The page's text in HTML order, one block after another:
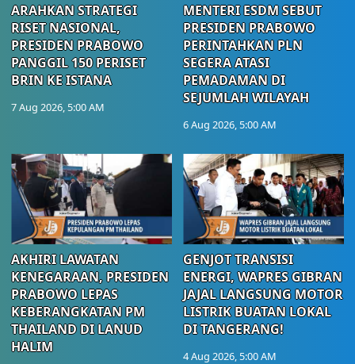
ARAHKAN STRATEGI
RISET NASIONAL,
PRESIDEN PRABOWO
PANGGIL 150 PERISET
BRIN KE ISTANA
7 Aug 2026, 5:00 AM
MENTERI ESDM SEBUT
PRESIDEN PRABOWO
PERINTAHKAN PLN
SEGERA ATASI
PEMADAMAN DI
SEJUMLAH WILAYAH
6 Aug 2026, 5:00 AM
AKHIRI LAWATAN
KENEGARAAN, PRESIDEN
PRABOWO LEPAS
KEBERANGKATAN PM
THAILAND DI LANUD
HALIM
GENJOT TRANSISI
ENERGI, WAPRES GIBRAN
JAJAL LANGSUNG MOTOR
LISTRIK BUATAN LOKAL
DI TANGERANG!
4 Aug 2026, 5:00 AM